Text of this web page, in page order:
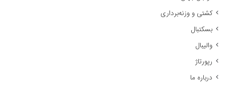
کشتی و وزنه‌برداری
بسکتبال
والیبال
رپورتاژ
درباره ما